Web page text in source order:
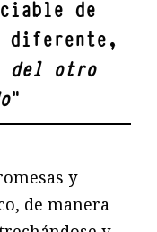
de
diferente,
del otro
"
y
de manera